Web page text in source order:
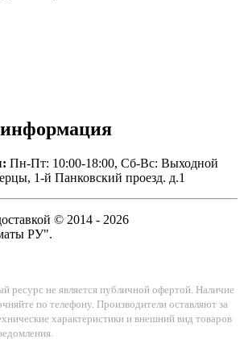
информация
Пн-Пт: 10:00-18:00, Сб-Вс: Выходной
1-й Панковский проезд. д.1
© 2014 - 2026
РУ".
не является публичной офертой. Наличие
по телефону. Производители оставляют за
характеристики и внешний вид товаров